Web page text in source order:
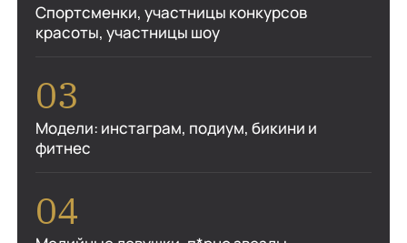
Спортсменки, участницы конкурсов
красоты, участницы шоу
Модели: инстаграм, подиум, бикини и
фитнес